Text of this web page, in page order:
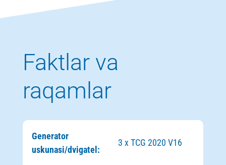
Faktlar va
raqamlar
Generator
uskunasi/dvigatel:
3 x TCG 2020 V16